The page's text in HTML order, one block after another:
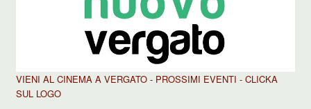
VIENI AL CINEMA A VERGATO - PROSSIMI EVENTI - CLICKA
SUL LOGO